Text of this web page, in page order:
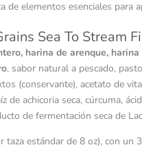
de elementos esenciales para
Sea To Stream
harina de arenque,
, sabor natural a pescado,
(conservante), acetato de
de achicoria seca, cúrcuma,
de fermentación seca de
taza estándar de 8 oz), con